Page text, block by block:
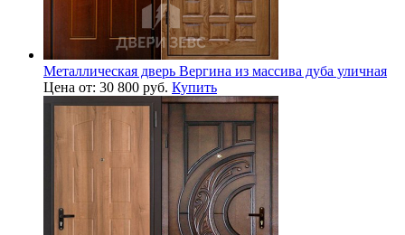
Металлическая дверь Вергина из массива дуба уличная
Цена от: 30 800 руб. Купить